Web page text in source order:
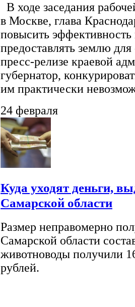
В ходе заседания
в Москве, глава
повысить эффективность
предоставлять землю
пресс-релизе краевой
губернатор,
им практически
24 февраля
Куда уходят деньги,
Самарской области
Размер неправомерно
Самарской области
животноводы получили
рублей.